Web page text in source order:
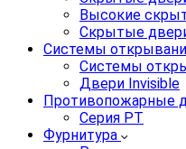
Высокие
Скрытые
Системы
Системы
Двери Invisible
Противопожарные
Серия PT
Фурнитура